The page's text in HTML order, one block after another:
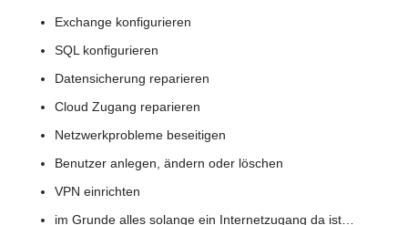
Exchange konfigurieren
SQL konfigurieren
Datensicherung reparieren
Cloud Zugang reparieren
Netzwerkprobleme beseitigen
Benutzer anlegen, ändern oder löschen
VPN einrichten
im Grunde alles solange ein Internetzugang da ist…